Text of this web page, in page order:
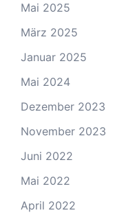
Mai 2025
März 2025
Januar 2025
Mai 2024
Dezember 2023
November 2023
Juni 2022
Mai 2022
April 2022